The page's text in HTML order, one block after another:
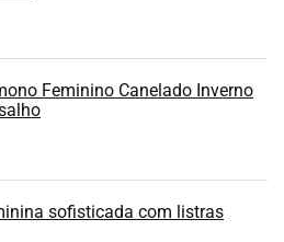
Feminino Canelado Inverno
sofisticada com listras